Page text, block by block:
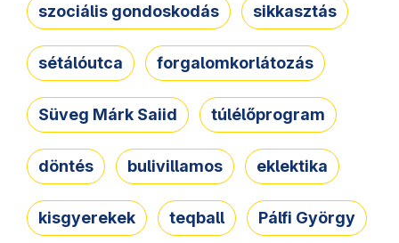
szociális gondoskodás sikkasztás
sétálóutca forgalomkorlátozás
Süveg Márk Saiid túlélőprogram
döntés bulivillamos eklektika
kisgyerekek teqball Pálfi György